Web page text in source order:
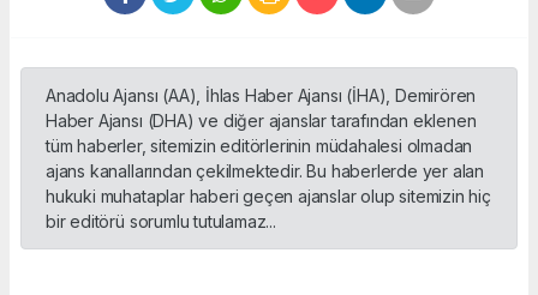
Anadolu Ajansı (AA), İhlas Haber Ajansı (İHA), Demirören
Haber Ajansı (DHA) ve diğer ajanslar tarafından eklenen
tüm haberler, sitemizin editörlerinin müdahalesi olmadan
ajans kanallarından çekilmektedir. Bu haberlerde yer alan
hukuki muhataplar haberi geçen ajanslar olup sitemizin hiç
bir editörü sorumlu tutulamaz...